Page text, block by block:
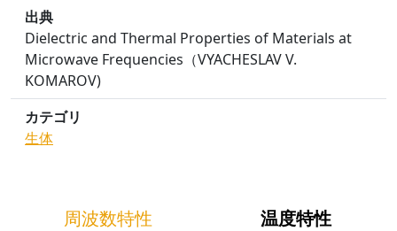
出典
Dielectric and Thermal Properties of Materials at
Microwave Frequencies（VYACHESLAV V.
KOMAROV)
カテゴリ
生体
周波数特性 温度特性